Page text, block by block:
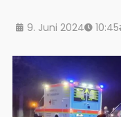
9. Juni 2024 10:45